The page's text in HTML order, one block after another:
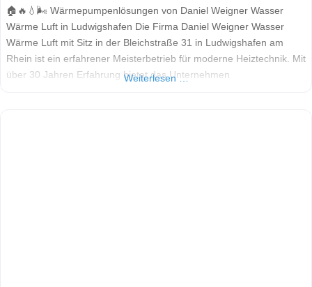
🏠🔥💧🌬️ Wärmepumpenlösungen von Daniel Weigner Wasser
Wärme Luft in Ludwigshafen Die Firma Daniel Weigner Wasser
Wärme Luft mit Sitz in der Bleichstraße 31 in Ludwigshafen am
Rhein ist ein erfahrener Meisterbetrieb für moderne Heiztechnik. Mit
über 30 Jahren Erfahrung bietet das Unternehmen
Weiterlesen …